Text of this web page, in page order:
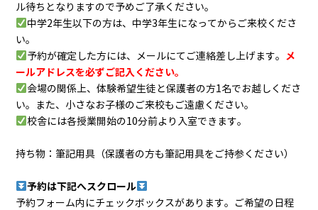
ル待ちとなりますので予めご了承ください。
中学2年生以下の方は、中学3年生になってからご来校くださ
い。
予約が確定した方には、メールにてご連絡差し上げます。 メ
ールアドレスを必ずご記入ください。
会場の関係上、体験希望生徒と保護者の方1名でお越しくださ
い。また、小さなお子様のご来校もご遠慮ください。
校舎には各授業開始の10分前より入室できます。
持ち物：筆記用具（保護者の方も筆記用具をご持参ください）
予約は下記へスクロール
予約フォーム内にチェックボックスがあります。ご希望の日程